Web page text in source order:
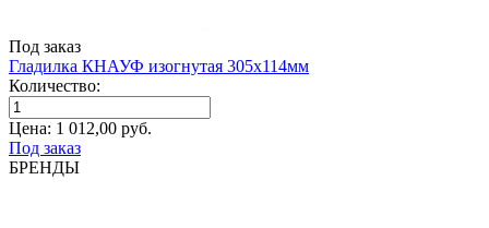
Под заказ
Гладилка КНАУФ изогнутая 305x114мм
Количество:
Цена: 1 012,00 руб.
Под заказ
БРЕНДЫ